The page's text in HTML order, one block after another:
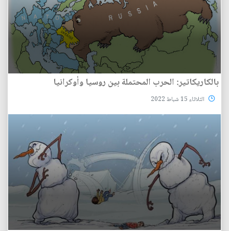
بالكاريكاتير: الحرب المحتملة بين روسيا وأوكرانيا
الثلاثاء 15 شباط 2022